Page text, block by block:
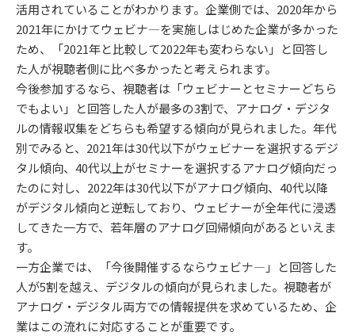
活用されていることがわかります。企業側では、2020年から
2021年にかけてウェビナ―を実施しはじめた企業が多かった
ため、「2021年と比較して2022年も変わらない」と回答し
た人が視聴者側に比べ多かったと考えられます。
今後参加するなら、視聴者は「ウェビナーとセミナーどちら
でもよい」と回答した人が最多の3割で、アナログ・デジタ
ルの情報収集をどちらも希望する傾向が見られました。年代
別でみると、2021年は30代以下がウェビナーを選択するデジ
タル傾向、40代以上がセミナーを選択するアナログ傾向だっ
たのに対し、2022年は30代以下がアナログ傾向、40代以降
がデジタル傾向と逆転しており、ウェビナーが全年代に浸透
してきた一方で、若年層のアナログ回帰傾向があるといえま
す。
一方企業では、「今後開催するならウェビナ―」と回答した
人が5割を越え、デジタルの傾向が見られました。視聴者が
アナログ・デジタル両方での情報提供を求めているため、企
業はこの流れに対応することが重要です。